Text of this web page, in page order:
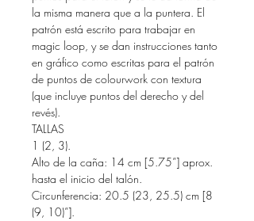
la misma manera que a la puntera. El
patrón está escrito para trabajar en
magic loop, y se dan instrucciones tanto
en gráfico como escritas para el patrón
de puntos de colourwork con textura
(que incluye puntos del derecho y del
revés).
TALLAS
1 (2, 3).
Alto de la caña: 14 cm [5.75”] aprox.
hasta el inicio del talón.
Circunferencia: 20.5 (23, 25.5) cm [8
(9, 10)”].